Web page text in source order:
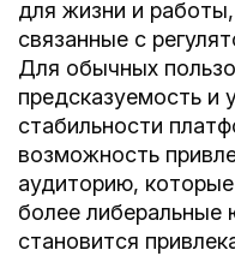
для жизни и
связанные с
Для обычных
предсказуемость и
стабильности
возможность
аудиторию,
более либеральные
становится